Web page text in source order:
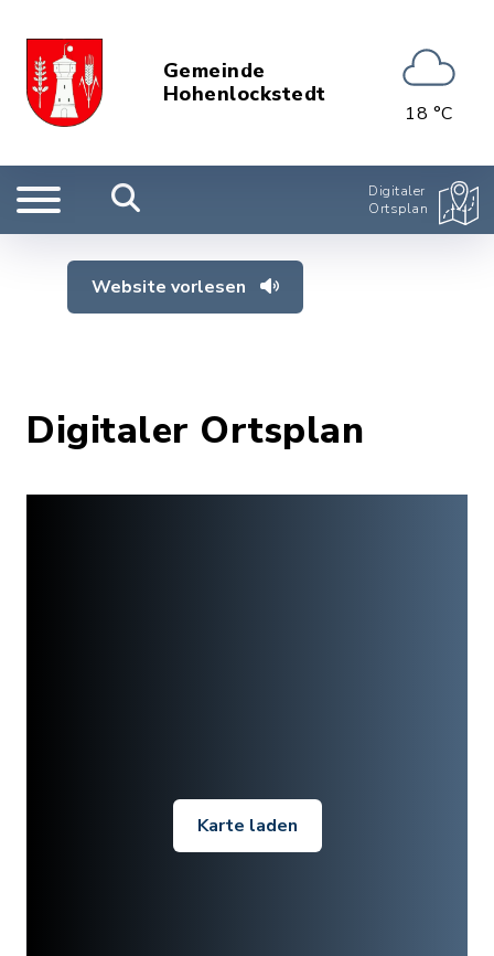
Gemeinde
Hohenlockstedt
18 °C
Digitaler
Ortsplan
Website vorlesen
Digitaler Ortsplan
Karte laden